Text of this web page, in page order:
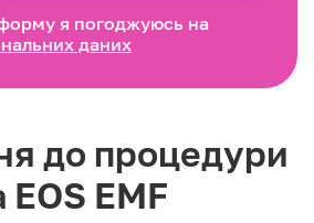
я погоджуюсь на
даних
до процедури
EOS EMF